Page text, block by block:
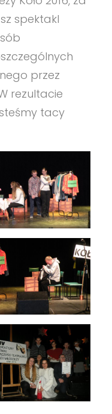
spektakl
przez
rezultacie
tacy